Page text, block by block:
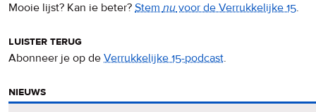
Mooie lijst? Kan ie beter? Stemnuvoor de Verrukkelijke 15.
luister terug
Abonneer je op de Verrukkelijke 15-podcast.
nieuws